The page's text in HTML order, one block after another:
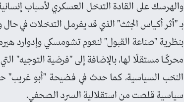
والهرسك على القادة التدخل العسكري لأسباب
بـ "أثر أكياس الجثث" الذي قد يفرمل التدخلات في
بنظرية "صناعة القبول" لنعوم تشومسكي وإدوارد
محركًـا مستقلًا لها، بالإضافة إلى "فرضية التوجيه"
النخب السياسية، كما حدث في فضيحة "أبو غريب"
سياسية قلصت من استقلالية السرد الصحفي.